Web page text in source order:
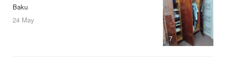
7
Baku
24 May